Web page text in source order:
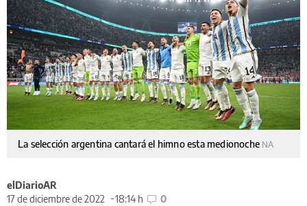
La selección argentina cantará el himno esta medionoche NA
elDiarioAR
17 de diciembre de 2022
18:14 h 0